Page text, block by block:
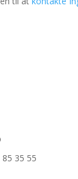
35 55